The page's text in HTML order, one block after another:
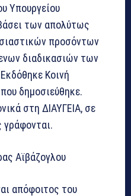
Υπουργείου
των απολύτως
προσόντων
διαδικασιών των
Κοινή
δημοσιεύθηκε.
στη ΔΙΑΥΓΕΙΑ, σε
Αϊβάζογλου
απόφοιτος του